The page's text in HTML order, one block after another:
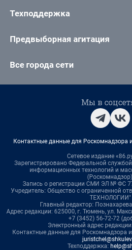
Техподдержка
Предвыборная агитация
Все города сети
Мы в
Контактные данные для Роскомнадзора
Сетевое издание
Зарегистрировано Федеральной
информационных технологий и
Запись о регистрации СМИ ЭЛ № ФС
Учредитель: Общество с ограниченной
ТЕХНОЛОГИИ"
Главный редактор:
Адрес редакции: 625000, г. Тюмень, ул.
+7 (3452) 56-72-72
Электронный адрес редакции:
Контактные данные для Роскомнадзора
Техподдержка: